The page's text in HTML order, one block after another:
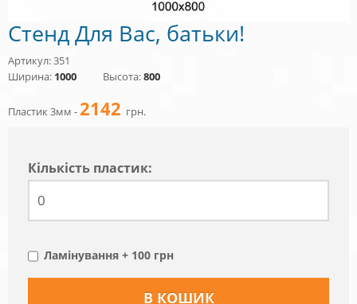
Стенд Для Вас, батьки!
Артикул: 351
Ширина: 1000 Высота:800
Пластик 3мм -2142 грн.
Кiлькiсть пластик:
Ламінування + 100 грн